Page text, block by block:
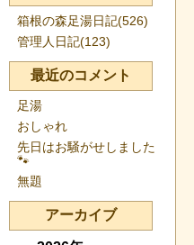
箱根の森足湯日記(526)
管理人日記(123)
最近のコメント
足湯
おしゃれ
先日はお騒がせしました
🐾
無題
アーカイブ